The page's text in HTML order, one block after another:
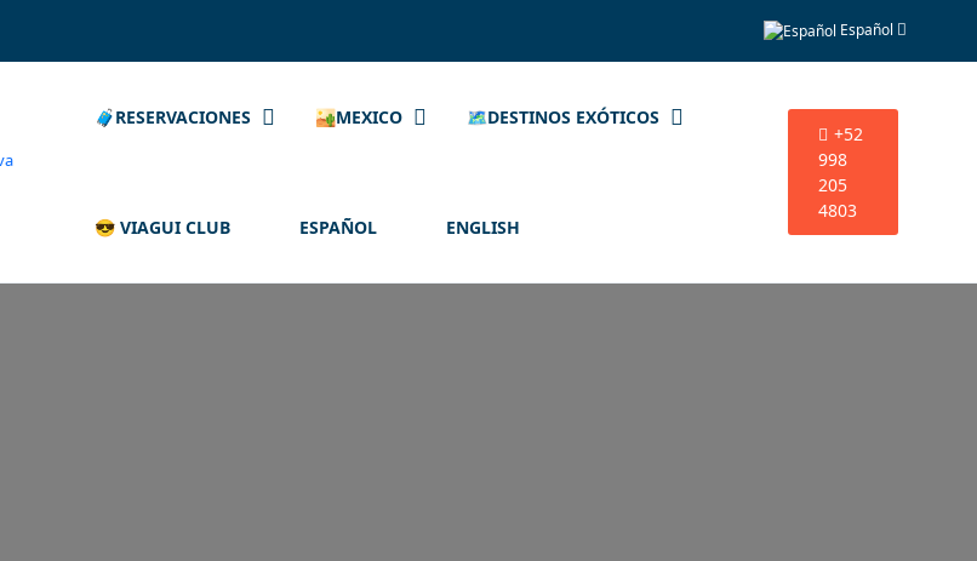
Español
🧳RESERVACIONES 🏜️MEXICO 🗺️DESTINOS EXÓTICOS
😎 VIAGUI CLUB ESPAÑOL ENGLISH
+52
998
205
4803